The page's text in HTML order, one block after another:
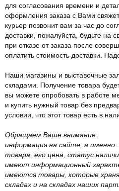
для согласования времени и
оформления заказа с Вами
курьер позвонит вам за час до
доставки, пожалуйста, будьте на
при отказе от заказа после
оплатить стоимость доставки.
Наши магазины и выставочные
складами. Получение товара
вы можете опробовать в работе
и купить нужный товар без
условии, что этот товар есть в
Обращаем Ваше внимание:
информация на сайте, а именно:
товара, его цена, статус
имеют информационный
имеются товары, которые
складах и на складах наших